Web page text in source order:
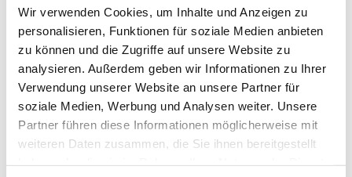
Wir verwenden Cookies, um Inhalte und Anzeigen zu
personalisieren, Funktionen für soziale Medien anbieten
zu können und die Zugriffe auf unsere Website zu
analysieren. Außerdem geben wir Informationen zu Ihrer
Verwendung unserer Website an unsere Partner für
soziale Medien, Werbung und Analysen weiter. Unsere
Partner führen diese Informationen möglicherweise mit
weiteren Daten zusammen, die Sie ihnen bereitgestellt
Feldschützen.
Auszahlung Pistole 25m:1. Schöpfer Susanne 99
P, Grosswangen und Umgebung Pistolensektion, 2.
Berner Martin 98 P, Wolhusen Zentroniker, 3.
Wigger Thomas 98 P, SPK Sursee Feldschützen.
Amtsrangliste 300m:1. Grosswangen und
Umgebung Pistolensektion 89.577 P, 2. Wolhusen
Zentroniker 88.928 P, 3. SPK Sursee Feldschützen
87.213 P, 4. PS Sempach 84.531 P.